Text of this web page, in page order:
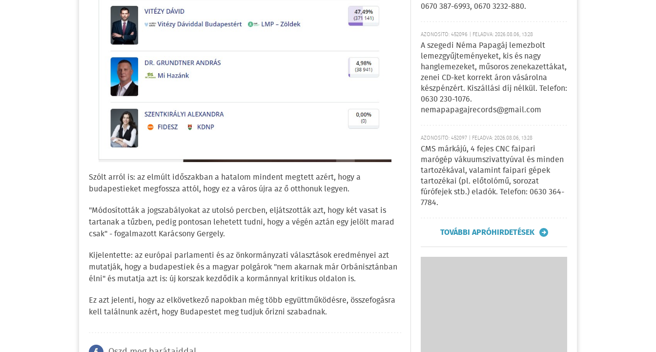
Szólt arról is: az elmúlt időszakban a hatalom mindent megtett azért, hogy a
budapestieket megfossza attól, hogy ez a város újra az ő otthonuk legyen.
"Módosították a jogszabályokat az utolsó percben, eljátszották azt, hogy két vasat is
tartanak a tűzben, pedig pontosan lehetett tudni, hogy a végén aztán egy jelölt marad
csak" - fogalmazott Karácsony Gergely.
Kijelentette: az európai parlamenti és az önkormányzati választások eredményei azt
mutatják, hogy a budapestiek és a magyar polgárok "nem akarnak már Orbánisztánban
élni" és mutatja azt is: új korszak kezdődik a kormánnyal kritikus oldalon is.
Ez azt jelenti, hogy az elkövetkező napokban még több együttműködésre, összefogásra
kell találnunk azért, hogy Budapestet meg tudjuk őrizni szabadnak.
0670 387-6993, 0670 3232-880.
AZONOSÍTÓ: 452096 | FELADVA: 2026.08.06, 13:28
A szegedi Néma Papagáj lemezbolt
lemezgyűjteményeket, kis és nagy
hanglemezeket, műsoros zenekazettákat,
zenei CD-ket korrekt áron vásárolna
készpénzért. Kiszállási díj nélkül. Telefon:
0630 230-1076.
nemapapagajrecords@gmail.com
AZONOSÍTÓ: 452097 | FELADVA: 2026.08.06, 13:28
CMS márkájú, 4 fejes CNC faipari
marógép vákuumszivattyúval és minden
tartozékával, valamint faipari gépek
tartozékai (pl. előtolómű, sorozat
fúrófejek stb.) eladók. Telefon: 0630 364-
7784.
TOVÁBBI APRÓHIRDETÉSEK